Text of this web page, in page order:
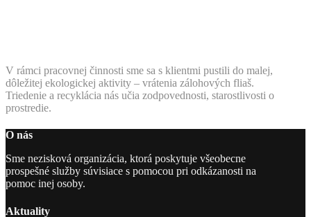
V rámci pracovnej činnosti sme sa s klientmi pustili do malej,
dôležitej ekologickej aktivity – vrátenia zálohových fliaš.
Triedenie a recyklácia nás učia zodpovednosti, starostlivosti o
prostredie.
O nás
Sme nezisková organizácia, ktorá poskytuje všeobecne
prospešné služby súvisiace s pomocou pri odkázanosti na
pomoc inej osoby.
Aktuality